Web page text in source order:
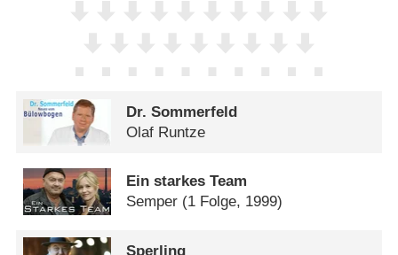
Dr. Sommerfeld
Olaf Runtze
Ein starkes Team
Semper (1 Folge, 1999)
Sperling